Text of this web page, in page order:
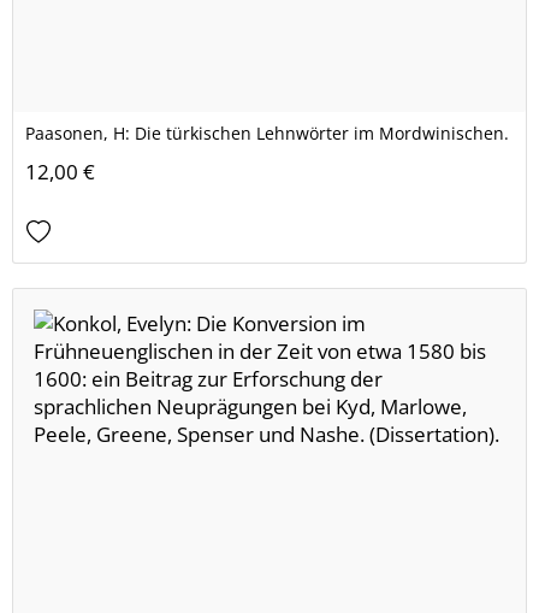
Paasonen, H: Die türkischen Lehnwörter im Mordwinischen.
12,00 €